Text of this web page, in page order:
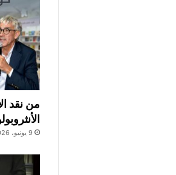
من نقد
9 يونيو، 2026